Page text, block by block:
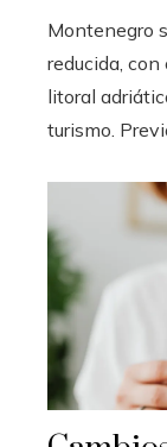
Montenegro
reducida,
litoral
turismo.